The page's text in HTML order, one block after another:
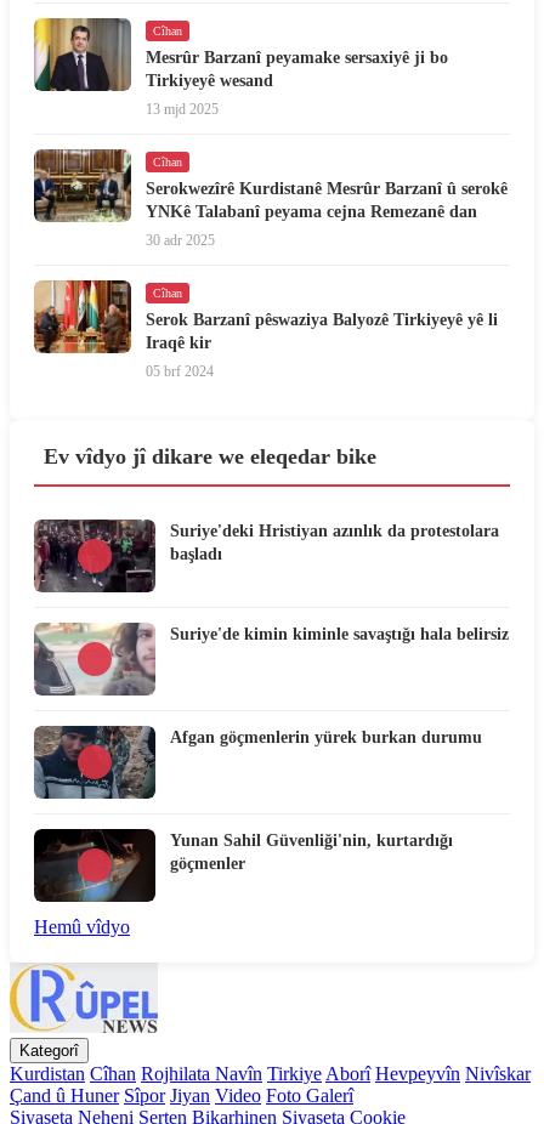
Cîhan
Mesrûr Barzanî peyamake sersaxiyê ji bo
Tirkiyeyê wesand
13 mjd 2025
Cîhan
Serokwezîrê Kurdistanê Mesrûr Barzanî û serokê
YNKê Talabanî peyama cejna Remezanê dan
30 adr 2025
Cîhan
Serok Barzanî pêswaziya Balyozê Tirkiyeyê yê li
Iraqê kir
05 brf 2024
Ev vîdyo jî dikare we eleqedar bike
Suriye'deki Hristiyan azınlık da protestolara
başladı
Suriye'de kimin kiminle savaştığı hala belirsiz
Afgan göçmenlerin yürek burkan durumu
Yunan Sahil Güvenliği'nin, kurtardığı
göçmenler
Hemû vîdyo
Kategorî
Kurdistan Cîhan Rojhilata Navîn TirkiyeAborî Hevpeyvîn Nivîskar
Çand û Huner Sîpor Jiyan Video Foto Galerî
Siyaseta Neheni Serten Bikarhinen Siyaseta Cookie